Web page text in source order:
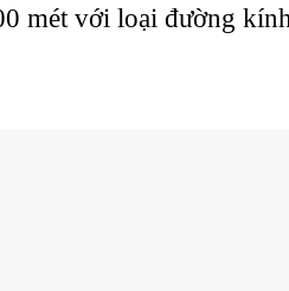
mét với loại đường